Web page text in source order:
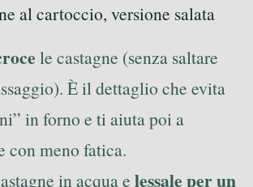
al cartoccio, versione salata
le castagne (senza saltare
È il dettaglio che evita
in forno e ti aiuta poi a
con meno fatica.
in acqua e lessale per un